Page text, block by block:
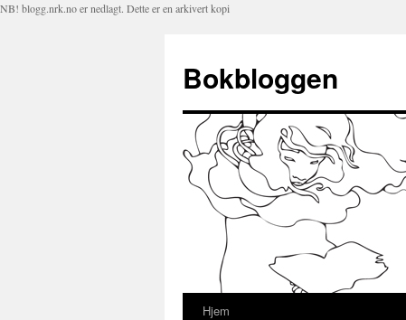
NB! blogg.nrk.no er nedlagt. Dette er en arkivert kopi
Bokbloggen
Hopp
Hjem